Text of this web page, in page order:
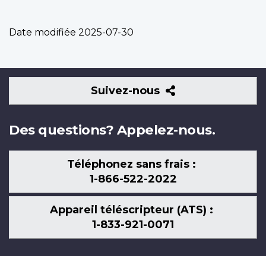
Date modifiée 2025-07-30
Suivez-nous
Suivez-
nous
Des questions? Appelez-nous.
Téléphonez sans frais :
1-866-522-2022
Appareil téléscripteur (ATS) :
1-833-921-0071